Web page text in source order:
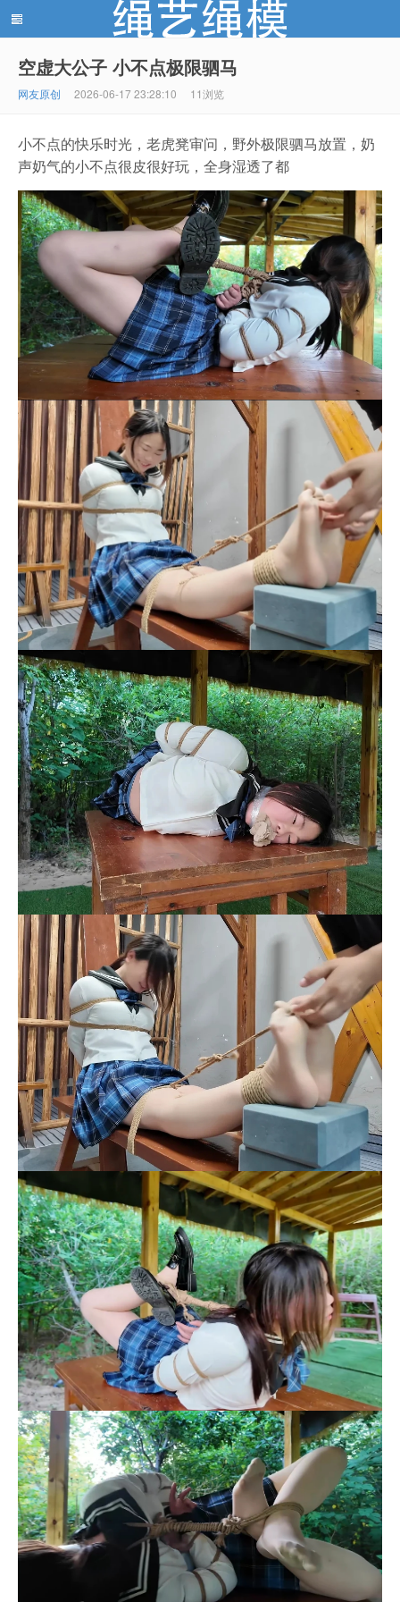
绳艺绳模(shengyishengmo.com) - 绳艺工作室 - 绳艺
模特 - 绳艺工作室 - 绳模推荐网站！
空虚大公子 小不点极限驷马
网友原创 2026-06-17 23:28:10 11浏览
小不点的快乐时光，老虎凳审问，野外极限驷马放置，奶
声奶气的小不点很皮很好玩，全身湿透了都